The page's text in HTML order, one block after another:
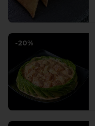
-20%